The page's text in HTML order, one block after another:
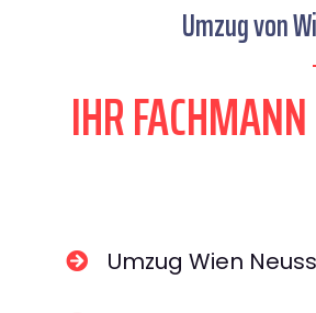
Umzug von
IHR
Umzug Wien Neuss